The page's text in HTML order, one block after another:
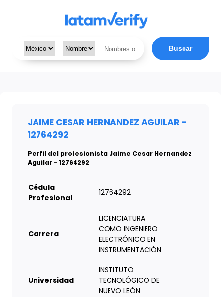
Buscar
JAIME CESAR HERNANDEZ AGUILAR -
12764292
Perfil del profesionista Jaime Cesar Hernandez
Aguilar - 12764292
Cédula
Profesional
12764292
Carrera
LICENCIATURA
COMO INGENIERO
ELECTRÓNICO EN
INSTRUMENTACIÓN
Universidad
INSTITUTO
TECNOLÓGICO DE
NUEVO LEÓN